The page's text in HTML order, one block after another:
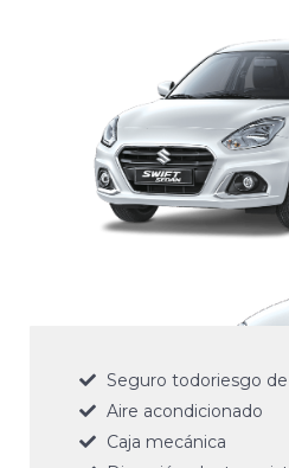
Seguro todoriesgo
Aire acondicionado
Caja mecánica